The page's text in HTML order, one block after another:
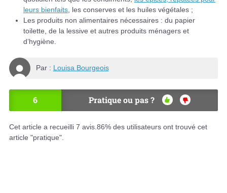
leurs bienfaits , les conserves et les huiles végétales ;
Les produits non alimentaires nécessaires : du papier
toilette, de la lessive et autres produits ménagers et
d’hygiène.
Par : Louisa Bourgeois
6 Pratique ou pas ?
OU
NO
N
Cet article a recueilli 7 avis. 86% des utilisateurs ont trouvé cet
article "pratique".